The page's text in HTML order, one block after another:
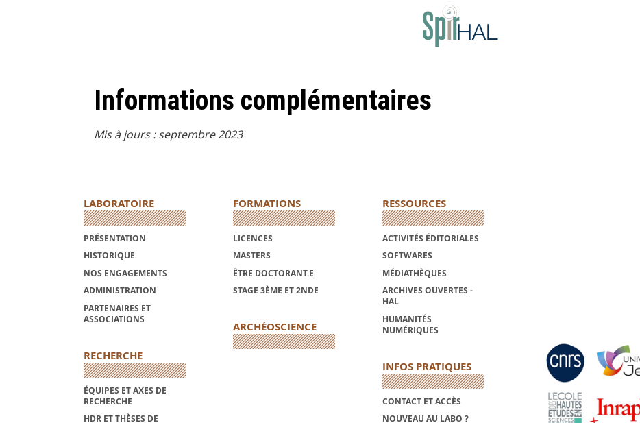
Informations complémentaires
Mis à jours : septembre 2023
LABORATOIRE
PRÉSENTATION
HISTORIQUE
NOS ENGAGEMENTS
ADMINISTRATION
PARTENAIRES ET
ASSOCIATIONS
RECHERCHE
ÉQUIPES ET AXES DE
RECHERCHE
HDR ET THÈSES DE
FORMATIONS
LICENCES
MASTERS
ÊTRE DOCTORANT.E
STAGE 3ÈME ET 2NDE
ARCHÉOSCIENCE
RESSOURCES
ACTIVITÉS ÉDITORIALES
SOFTWARES
MÉDIATHÈQUES
ARCHIVES OUVERTES -
HAL
HUMANITÉS
NUMÉRIQUES
INFOS PRATIQUES
CONTACT ET ACCÈS
NOUVEAU AU LABO ?